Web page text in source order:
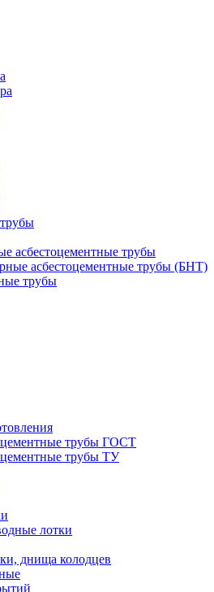
асбестоцементные трубы
асбестоцементные трубы (БНТ)
трубы
трубы ГОСТ
трубы ТУ
лотки
днища колодцев